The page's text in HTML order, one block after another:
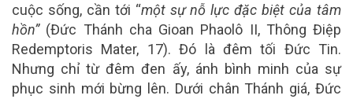
cuộc sống, cần tới “một sự nỗ lực đặc biệt của tâm
hồn”(Đức Thánh cha Gioan Phaolô II, Thông Điệp
Redemptoris Mater, 17). Đó là đêm tối Đức Tin.
Nhưng chỉ từ đêm đen ấy, ánh bình minh của sự
phục sinh mới bừng lên. Dưới chân Thánh giá, Đức